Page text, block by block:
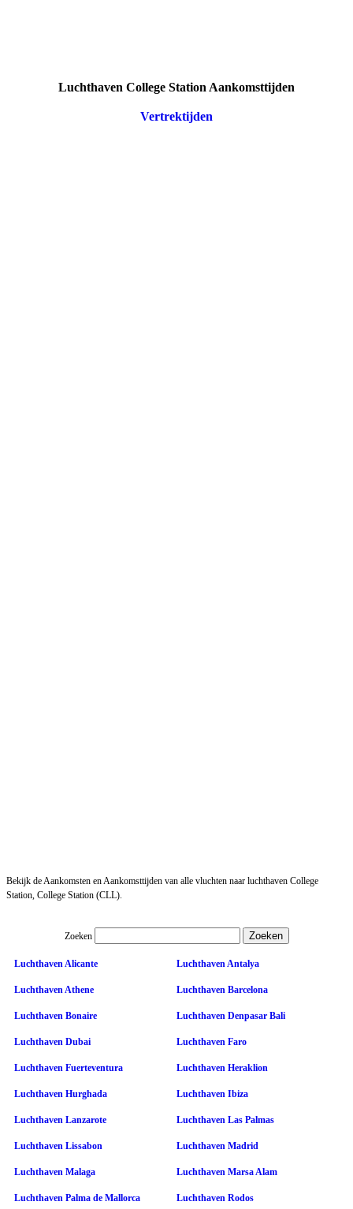
Luchthaven College Station Aankomsttijden
Vertrektijden
Bekijk de Aankomsten en Aankomsttijden van alle vluchten naar luchthaven College
Station, College Station (CLL).
Zoeken
Luchthaven Alicante Luchthaven Antalya
Luchthaven Athene Luchthaven Barcelona
Luchthaven Bonaire Luchthaven Denpasar Bali
Luchthaven Dubai Luchthaven Faro
Luchthaven Fuerteventura Luchthaven Heraklion
Luchthaven Hurghada Luchthaven Ibiza
Luchthaven Lanzarote Luchthaven Las Palmas
Luchthaven Lissabon Luchthaven Madrid
Luchthaven Malaga Luchthaven Marsa Alam
Luchthaven Palma de Mallorca Luchthaven Rodos